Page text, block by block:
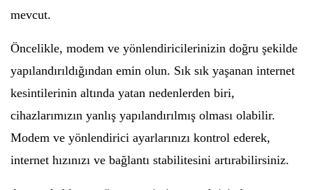
mevcut.
Öncelikle, modem ve yönlendiricilerinizin doğru şekilde
yapılandırıldığından emin olun. Sık sık yaşanan internet
kesintilerinin altında yatan nedenlerden biri,
cihazlarımızın yanlış yapılandırılmış olması olabilir.
Modem ve yönlendirici ayarlarınızı kontrol ederek,
internet hızınızı ve bağlantı stabilitesini artırabilirsiniz.